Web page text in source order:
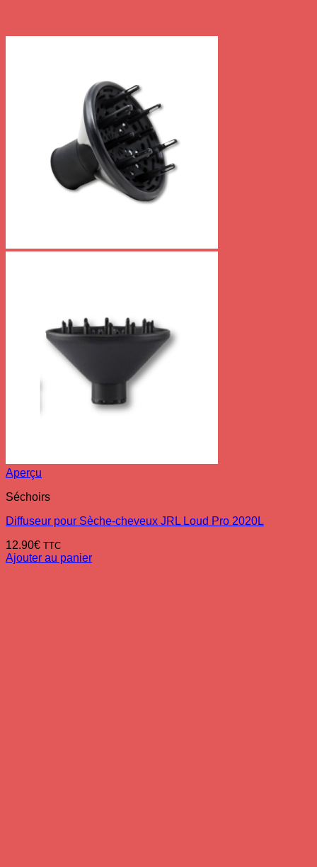
Aperçu
Séchoirs
Diffuseur pour Sèche-cheveux JRL Loud Pro 2020L
12.90€ TTC
Ajouter au panier